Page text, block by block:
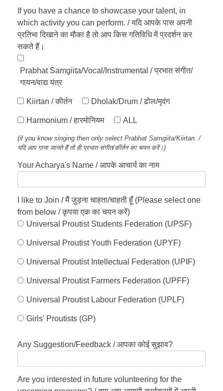
If you have a chance to showcase your talent, in
which activity you can perform. / यदि आपके पास अपनी
प्रतिभा दिखाने का मौका है तो आप किस गतिविधि में प्रदर्शन कर
सकते हैं।
Prabhat Samgiita/Vocal/Instrumental / प्रभात संगीत/
गायन/वाद्य यंत्र
Kiirtan / कीर्तन Dholak/Drum / ढोल/मृदंग
Harmonium / हारमोनियम ALL
(if you know singing then only select Prabhat Samgiita/Kiirtan. /
यदि आप गाना जानते हैं तो ही प्रभात संगीत/कीर्तन का चयन करें।)
Your Acharya's Name / आपके आचार्य का नाम
I like to Join / मैं जुड़ना चाहता/चाहती हूँ (Please select one
from below / कृपया एक का चयन करें)
Universal Proutist Students Federation (UPSF)
Universal Proutist Youth Federation (UPYF)
Universal Proutist Intellectual Federation (UPIF)
Universal Proutist Farmers Federation (UPFF)
Universal Proutist Labour Federation (UPLF)
Girls' Proutists (GP)
Any Suggestion/Feedback / आपका कोई सुझाव?
Are you interested in future volunteering for the